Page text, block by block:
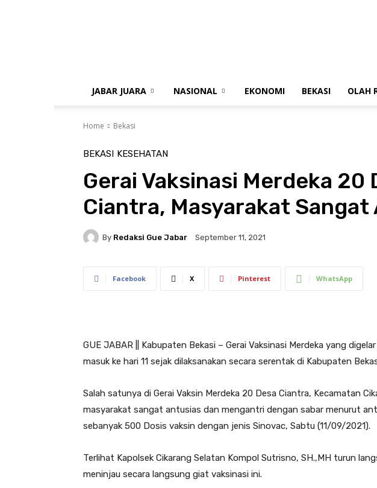
JABAR JUARA NASIONAL EKONOMI BEKASI OLAH
Home Bekasi
BEKASI KESEHATAN
Gerai Vaksinasi Merdeka 20
Ciantra, Masyarakat Sangat
By Redaksi Gue Jabar September 11, 2021
Facebook X Pinterest WhatsApp
GUE JABAR || Kabupaten Bekasi – Gerai Vaksinasi Merdeka yang
masuk ke hari 11 sejak dilaksanakan secara serentak di Kabupaten
Salah satunya di Gerai Vaksin Merdeka 20 Desa Ciantra, Kecamatan
masyarakat sangat antusias dan mengantri dengan sabar menurut
sebanyak 500 Dosis vaksin dengan jenis Sinovac, Sabtu (11/09/2021).
Terlihat Kapolsek Cikarang Selatan Kompol Sutrisno, SH.,MH turun
meninjau secara langsung giat vaksinasi ini.